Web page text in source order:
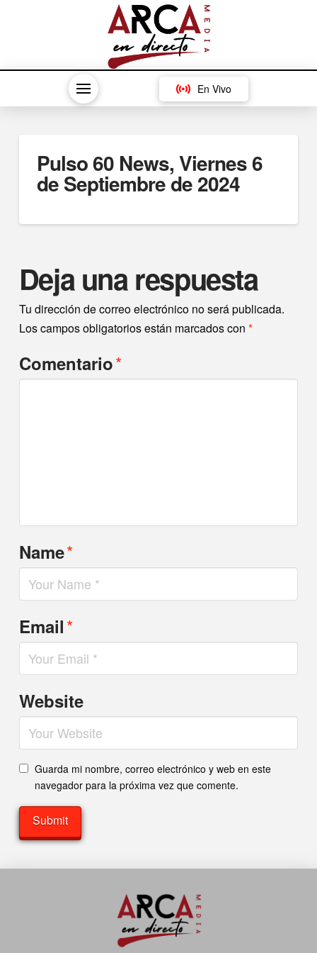
En Vivo
Pulso 60 News, Viernes 6
de Septiembre de 2024
Deja una respuesta
Tu dirección de correo electrónico no será publicada.
Los campos obligatorios están marcados con *
Comentario*
Name*
Email*
Website
Guarda mi nombre, correo electrónico y web en este
navegador para la próxima vez que comente.